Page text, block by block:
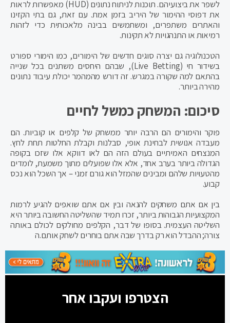
לשפר את ביצועיהם. תוכנות לניתוח נתונים (HUD) מאפשרות לראות
את דפוסי ההימור של היריב בזמן אמת. עם זאת, גם בתי הקזינו
והאתרים משתפרים, ומשתמשים בבינה מלאכותית כדי לזהות
רמיאות או התנהגויות לא תקינות.
הטכנולוגיה גם יצרה סוגים חדשים של הימורים, כמו הימורי ספורט
בשידור חי (Live Betting), שבהם היחסים משתנים בכל שנייה
בהתאם למה שקורה במגרש. זה דורש מהמהמר יכולת עיבוד נתונים
מהירה ביותר.
סיכום: המשחק כמשל לחיים
פוקר והימורים הם הרבה יותר ממשחק של קלפים או קוביות. הם
מעבדה אנושית לבחינת אופי, סבלנות וקבלת החלטות תחת לחץ.
המנצחים האמיתיים בעולם הזה הם לאו דווקא אלו שזכו בקופה
הגדולה ביותר בערב אחד, אלא אלו שפועלים מתוך משמעת, לומדים
מהטעויות שלהם ומבינים שהמזל הוא גורם זמני – אך השכל הוא נכס
קבוע.
בין אם אתם משחקים להנאה ובין אם אתם שואפים להגיע לרמות
המקצועיות הגבוהות ביותר, זכרו תמיד שהשליטה החשובה ביותר היא
השליטה העצמית. בסופו של דבר, הקלפים מחולקים לכולם באותה
צורה; ההבדל הוא רק בדרך שבה אתם בוחרים לשחק אותם.ה
הצטרפו ועקבו אחר